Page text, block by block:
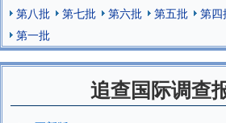
第八批
第七批 第六批 第五批 第四
第一批
追查国际调查